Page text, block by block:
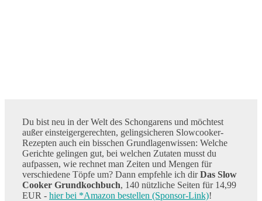
Du bist neu in der Welt des Schongarens und möchtest
außer einsteigergerechten, gelingsicheren Slowcooker-
Rezepten auch ein bisschen Grundlagenwissen: Welche
Gerichte gelingen gut, bei welchen Zutaten musst du
aufpassen, wie rechnet man Zeiten und Mengen für
verschiedene Töpfe um? Dann empfehle ich dirDas Slow
Cooker Grundkochbuch, 140 nützliche Seiten für 14,99
EUR - hier bei *Amazon bestellen (Sponsor-Link)!